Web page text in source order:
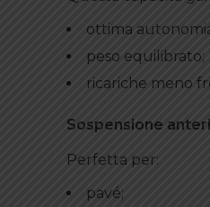
ottima
peso equilibrato;
ricariche meno
Sospensione
Perfetta per:
pavé;